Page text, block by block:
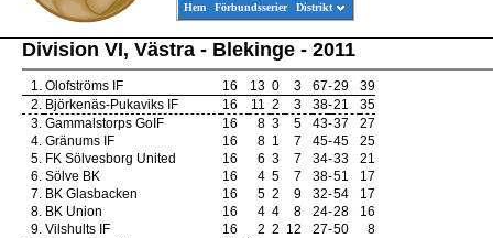
Hem Förbundsserier Distrikt
Division VI, Västra - Blekinge - 2011
1. Olofströms IF 16 13 0 3 67-29
39
2. Björkenäs-Pukaviks IF 16 11 2 3 38-21
35
3. Gammalstorps GoIF 16 8 3 5 43-37
27
4. Gränums IF 16 8 1 7 45-45
25
5. FK Sölvesborg United 16 6 3 7 34-33
21
6. Sölve BK 16 4 5 7 38-51
17
7. BK Glasbacken 16 5 2 9 32-54
17
8. BK Union 16 4 4 8 24-28
16
9. Vilshults IF 16 2 2 12 27-50
8